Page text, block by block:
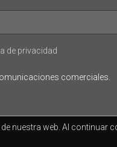
de privacidad
comerciales.
nuestra web. Al continuar